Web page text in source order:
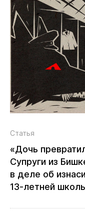
Статья
«Дочь
Супруги из
в деле об
13‑летней